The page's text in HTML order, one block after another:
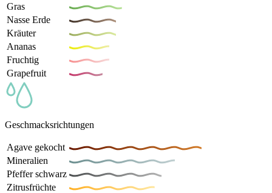
Gras
Nasse Erde
Kräuter
Ananas
Fruchtig
Grapefruit
Geschmacksrichtungen
Agave gekocht
Mineralien
Pfeffer schwarz
Zitrusfrüchte